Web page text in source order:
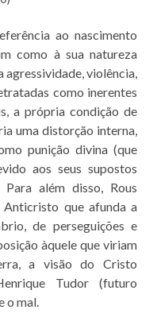
ao nascimento
como à sua natureza
agressividade, violência,
como inerentes
a própria condição de
uma distorção interna,
punição divina (que
aos seus supostos
além disso, Rous
que afunda a
de perseguições e
àquele que viriam
a visão do Cristo
Tudor (futuro
o mal.